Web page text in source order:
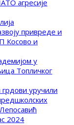
агресије
привреде и
Косово и
у
Топличког
уручили
2024